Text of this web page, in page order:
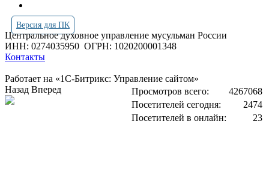
Версия для ПК
Центральное духовное управление мусульман России
ИНН: 0274035950 ОГРН: 1020200001348
Контакты
Работает на «1С-Битрикс: Управление сайтом»
Просмотров всего:
4267068
Посетителей сегодня:
2474
Посетителей в онлайн:
23
Назад Вперед